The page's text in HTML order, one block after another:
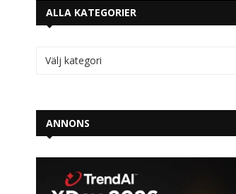
ALLA KATEGORIER
ANNONS